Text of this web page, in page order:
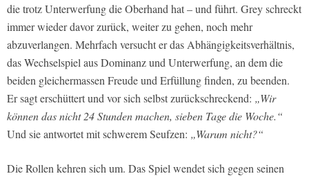
die trotz Unterwerfung die Oberhand hat – und führt. Grey schreckt
immer wieder davor zurück, weiter zu gehen, noch mehr
abzuverlangen. Mehrfach versucht er das Abhängigkeitsverhältnis,
das Wechselspiel aus Dominanz und Unterwerfung, an dem die
beiden gleichermassen Freude und Erfüllung finden, zu beenden.
Er sagt erschüttert und vor sich selbst zurückschreckend: „Wir
können das nicht 24 Stunden machen, sieben Tage die Woche.“
Und sie antwortet mit schwerem Seufzen: „Warum nicht?“
Die Rollen kehren sich um. Das Spiel wendet sich gegen seinen